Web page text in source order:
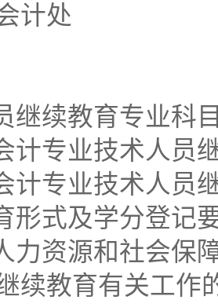
会计处
继续教育专业科
计专业技术人员
计专业技术人员
形式及学分登记
力资源和社会保
续教育有关工作